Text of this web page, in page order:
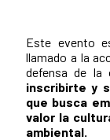
Este evento
llamado a la
defensa de la
inscribirte y
que busca
valor la
ambiental.